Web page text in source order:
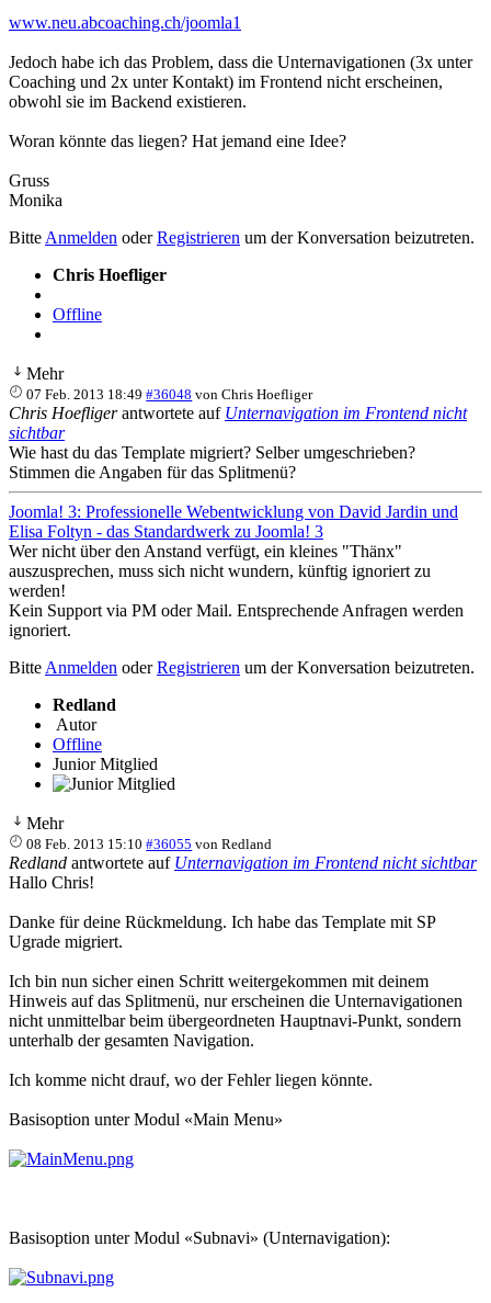
www.neu.abcoaching.ch/joomla1
Jedoch habe ich das Problem, dass die Unternavigationen (3x unter
Coaching und 2x unter Kontakt) im Frontend nicht erscheinen,
obwohl sie im Backend existieren.
Woran könnte das liegen? Hat jemand eine Idee?
Gruss
Monika
Bitte Anmelden oderRegistrieren um der Konversation beizutreten.
Chris Hoefliger
Offline
Mehr
07 Feb. 2013 18:49 #36048 vonChris Hoefliger
Chris Hoefligerantwortete auf Unternavigation im Frontend nicht
sichtbar
Wie hast du das Template migriert? Selber umgeschrieben?
Stimmen die Angaben für das Splitmenü?
Joomla! 3: Professionelle Webentwicklung von David Jardin und
Elisa Foltyn - das Standardwerk zu Joomla! 3
Wer nicht über den Anstand verfügt, ein kleines "Thänx"
auszusprechen, muss sich nicht wundern, künftig ignoriert zu
werden!
Kein Support via PM oder Mail. Entsprechende Anfragen werden
ignoriert.
Bitte Anmelden oderRegistrieren um der Konversation beizutreten.
Redland
Autor
Offline
Junior Mitglied
Mehr
08 Feb. 2013 15:10 #36055 vonRedland
Redland antwortete auf Unternavigation im Frontend nicht sichtbar
Hallo Chris!
Danke für deine Rückmeldung. Ich habe das Template mit SP
Ugrade migriert.
Ich bin nun sicher einen Schritt weitergekommen mit deinem
Hinweis auf das Splitmenü, nur erscheinen die Unternavigationen
nicht unmittelbar beim übergeordneten Hauptnavi-Punkt, sondern
unterhalb der gesamten Navigation.
Ich komme nicht drauf, wo der Fehler liegen könnte.
Basisoption unter Modul «Main Menu»
Basisoption unter Modul «Subnavi» (Unternavigation):